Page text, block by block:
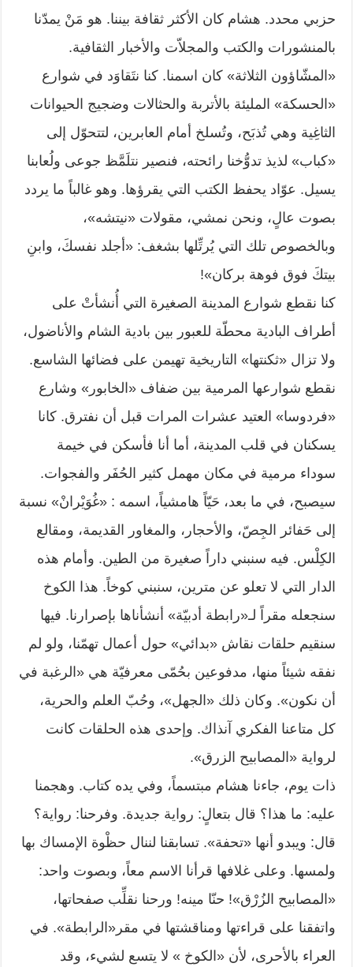
حزبي محدد. هشام كان الأكثر ثقافة بيننا. هو مَنْ يمدّنا
بالمنشورات والكتب والمجلاّت والأخبار الثقافية.
«المشّاؤون الثلاثة» كان اسمنا. كنا نتَقاوَد في شوارع
«الحسكة» المليئة بالأتربة والحثالات وضجيج الحيوانات
الثاغِية وهي تُذبَح، وتُسلخ أمام العابرين، لتتحوّل إلى
«كباب» لذيذ تدوُّخنا رائحته، فنصير نتلَمَّظ جوعى ولُعابنا
يسيل. عوّاد يحفظ الكتب التي يقرؤها. وهو غالباً ما يردد
بصوت عالٍ، ونحن نمشي، مقولات «نيتشه»،
وبالخصوص تلك التي يُرتِّلها بشغف: «أجلد نفسكَ، وابنِ
بيتكَ فوق فوهة بركان»!
كنا نقطع شوارع المدينة الصغيرة التي أُنشأتْ على
أطراف البادية محطّة للعبور بين بادية الشام والأناضول،
ولا تزال «ثكنتها» التاريخية تهيمن على فضائها الشاسع.
نقطع شوارعها المرمية بين ضفاف «الخابور» وشارع
«فردوسا» العتيد عشرات المرات قبل أن نفترق. كانا
يسكنان في قلب المدينة، أما أنا فأسكن في خيمة
سوداء مرمية في مكان مهمل كثير الحُفَر والفجوات.
سيصبح، في ما بعد، حَيّاً هامشياً، اسمه : «غُوَيْرانْ» نسبة
إلى حَفائر الجِصّ، والأحجار، والمغاور القديمة، ومقالع
الكِلْس. فيه سنبني داراً صغيرة من الطين. وأمام هذه
الدار التي لا تعلو عن مترين، سنبني كوخاً. هذا الكوخ
سنجعله مقراً لـ«رابطة أدبيّة» أنشأناها بإصرارنا. فيها
سنقيم حلقات نقاش «بدائي» حول أعمال تهمّنا، ولو لم
نفقه شيئاً منها، مدفوعين بحُمّى معرفيّة هي «الرغبة في
أن نكون». وكان ذلك «الجهل»، وحُبّ العلم والحرية،
كل متاعنا الفكري آنذاك. وإحدى هذه الحلقات كانت
لرواية «المصابيح الزرق».
ذات يوم، جاءنا هشام مبتسماً، وفي يده كتاب. وهجمنا
عليه: ما هذا؟ قال بتعالٍ: رواية جديدة. وفرحنا: رواية؟
قال: ويبدو أنها «تحفة». تسابقنا لننال حظْوة الإمساك بها
ولمسها. وعلى غلافها قرأنا الاسم معاً، وبصوت واحد:
«المصابيح الزُرْق»! حنّا مينه! ورحنا نقلِّب صفحاتها،
واتفقنا على قراءتها ومناقشتها في مقر«الرابطة». في
العراء بالأحرى، لأن «الكوخ » لا يتسع لشيء، وقد